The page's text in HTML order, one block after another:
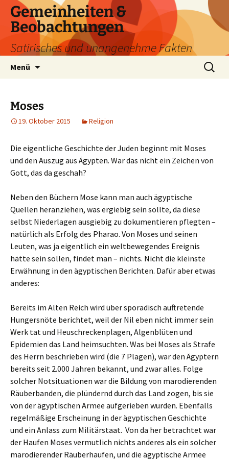
Zum
Inhalt
springen
Gemeinheiten &
Beobachtungen
Satirisches und unangenehme Fakten
Menü
Suchen
nach:
Moses
19. Oktober 2015 Religion
Die eigentliche Geschichte der Juden beginnt mit Moses
und den Auszug aus Ägypten. War das nicht ein Zeichen von
Gott, das da geschah?
Neben den Büchern Mose kann man auch ägyptische
Quellen heranziehen, was ergiebig sein sollte, da diese
selbst Niederlagen ausgiebig zu dokumentieren pflegten –
natürlich als Erfolg des Pharao. Von Moses und seinen
Leuten, was ja eigentlich ein weltbewegendes Ereignis
hätte sein sollen, findet man – nichts. Nicht die kleinste
Erwähnung in den ägyptischen Berichten. Dafür aber etwas
anderes:
Bereits im Alten Reich wird über sporadisch auftretende
Hungersnöte berichtet, weil der Nil eben nicht immer sein
Werk tat und Heuschreckenplagen, Algenblüten und
Epidemien das Land heimsuchten. Was bei Moses als Strafe
des Herrn beschrieben wird (die 7 Plagen), war den Ägyptern
bereits seit 2.000 Jahren bekannt, und zwar alles. Folge
solcher Notsituationen war die Bildung von marodierenden
Räuberbanden, die plündernd durch das Land zogen, bis sie
von der ägyptischen Armee aufgerieben wurden. Ebenfalls
regelmäßige Erscheinung in der ägyptischen Geschichte
und ein Anlass zum Militärstaat. Von da her betrachtet war
der Haufen Moses vermutlich nichts anderes als ein solcher
marodierender Räuberhaufen, und die ägyptische Armee